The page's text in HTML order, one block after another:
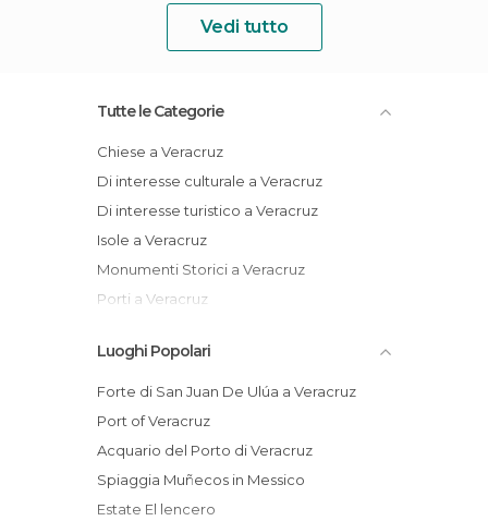
Vedi tutto
Tutte le Categorie
Chiese a Veracruz
Di interesse culturale a Veracruz
Di interesse turistico a Veracruz
Isole a Veracruz
Monumenti Storici a Veracruz
Porti a Veracruz
Luoghi Popolari
Forte di San Juan De Ulúa a Veracruz
Port of Veracruz
Acquario del Porto di Veracruz
Spiaggia Muñecos in Messico
Estate El lencero